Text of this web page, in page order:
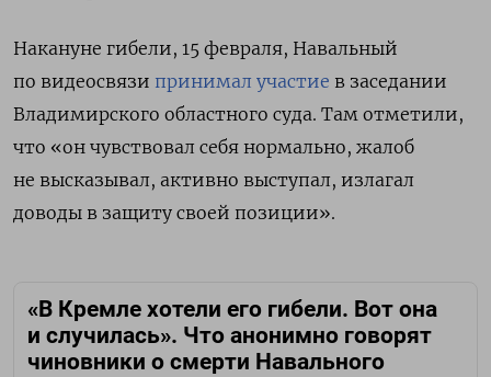
Накануне гибели, 15 февраля, Навальный
по видеосвязи принимал участие в заседании
Владимирского областного суда. Там отметили,
что «он чувствовал себя нормально, жалоб
не высказывал, активно выступал, излагал
доводы в защиту своей позиции».
«В Кремле хотели его гибели. Вот она
и случилась». Что анонимно говорят
чиновники о смерти Навального